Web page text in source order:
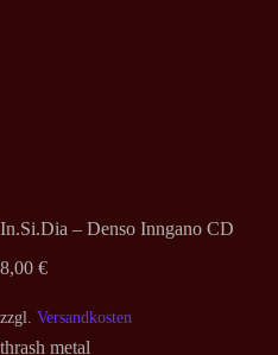
In.Si.Dia – Denso Inngano CD
8,00 €
zzgl. Versandkosten
thrash metal